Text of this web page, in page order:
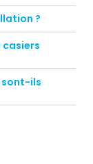
?
sont-ils